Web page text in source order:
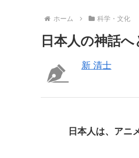
ホーム 科学・文化
日本人の神話
新 清士
日本人は、アニ